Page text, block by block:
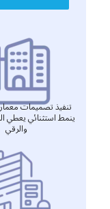
تنفيذ تصميمات
ينمط استثنائي يعطي
والرقي